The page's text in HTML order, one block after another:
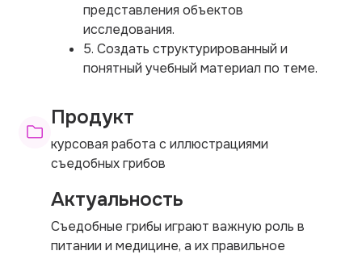
представления объектов
исследования.
5. Создать структурированный и
понятный учебный материал по теме.
Продукт
курсовая работа с иллюстрациями
съедобных грибов
Актуальность
Съедобные грибы играют важную роль в
питании и медицине, а их правильное